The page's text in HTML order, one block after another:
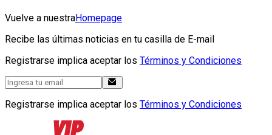
Vuelve a nuestraHomepage
Recibe las últimas noticias en tu casilla de E-mail
Registrarse implica aceptar los Términos y Condiciones
Registrarse implica aceptar los Términos y Condiciones